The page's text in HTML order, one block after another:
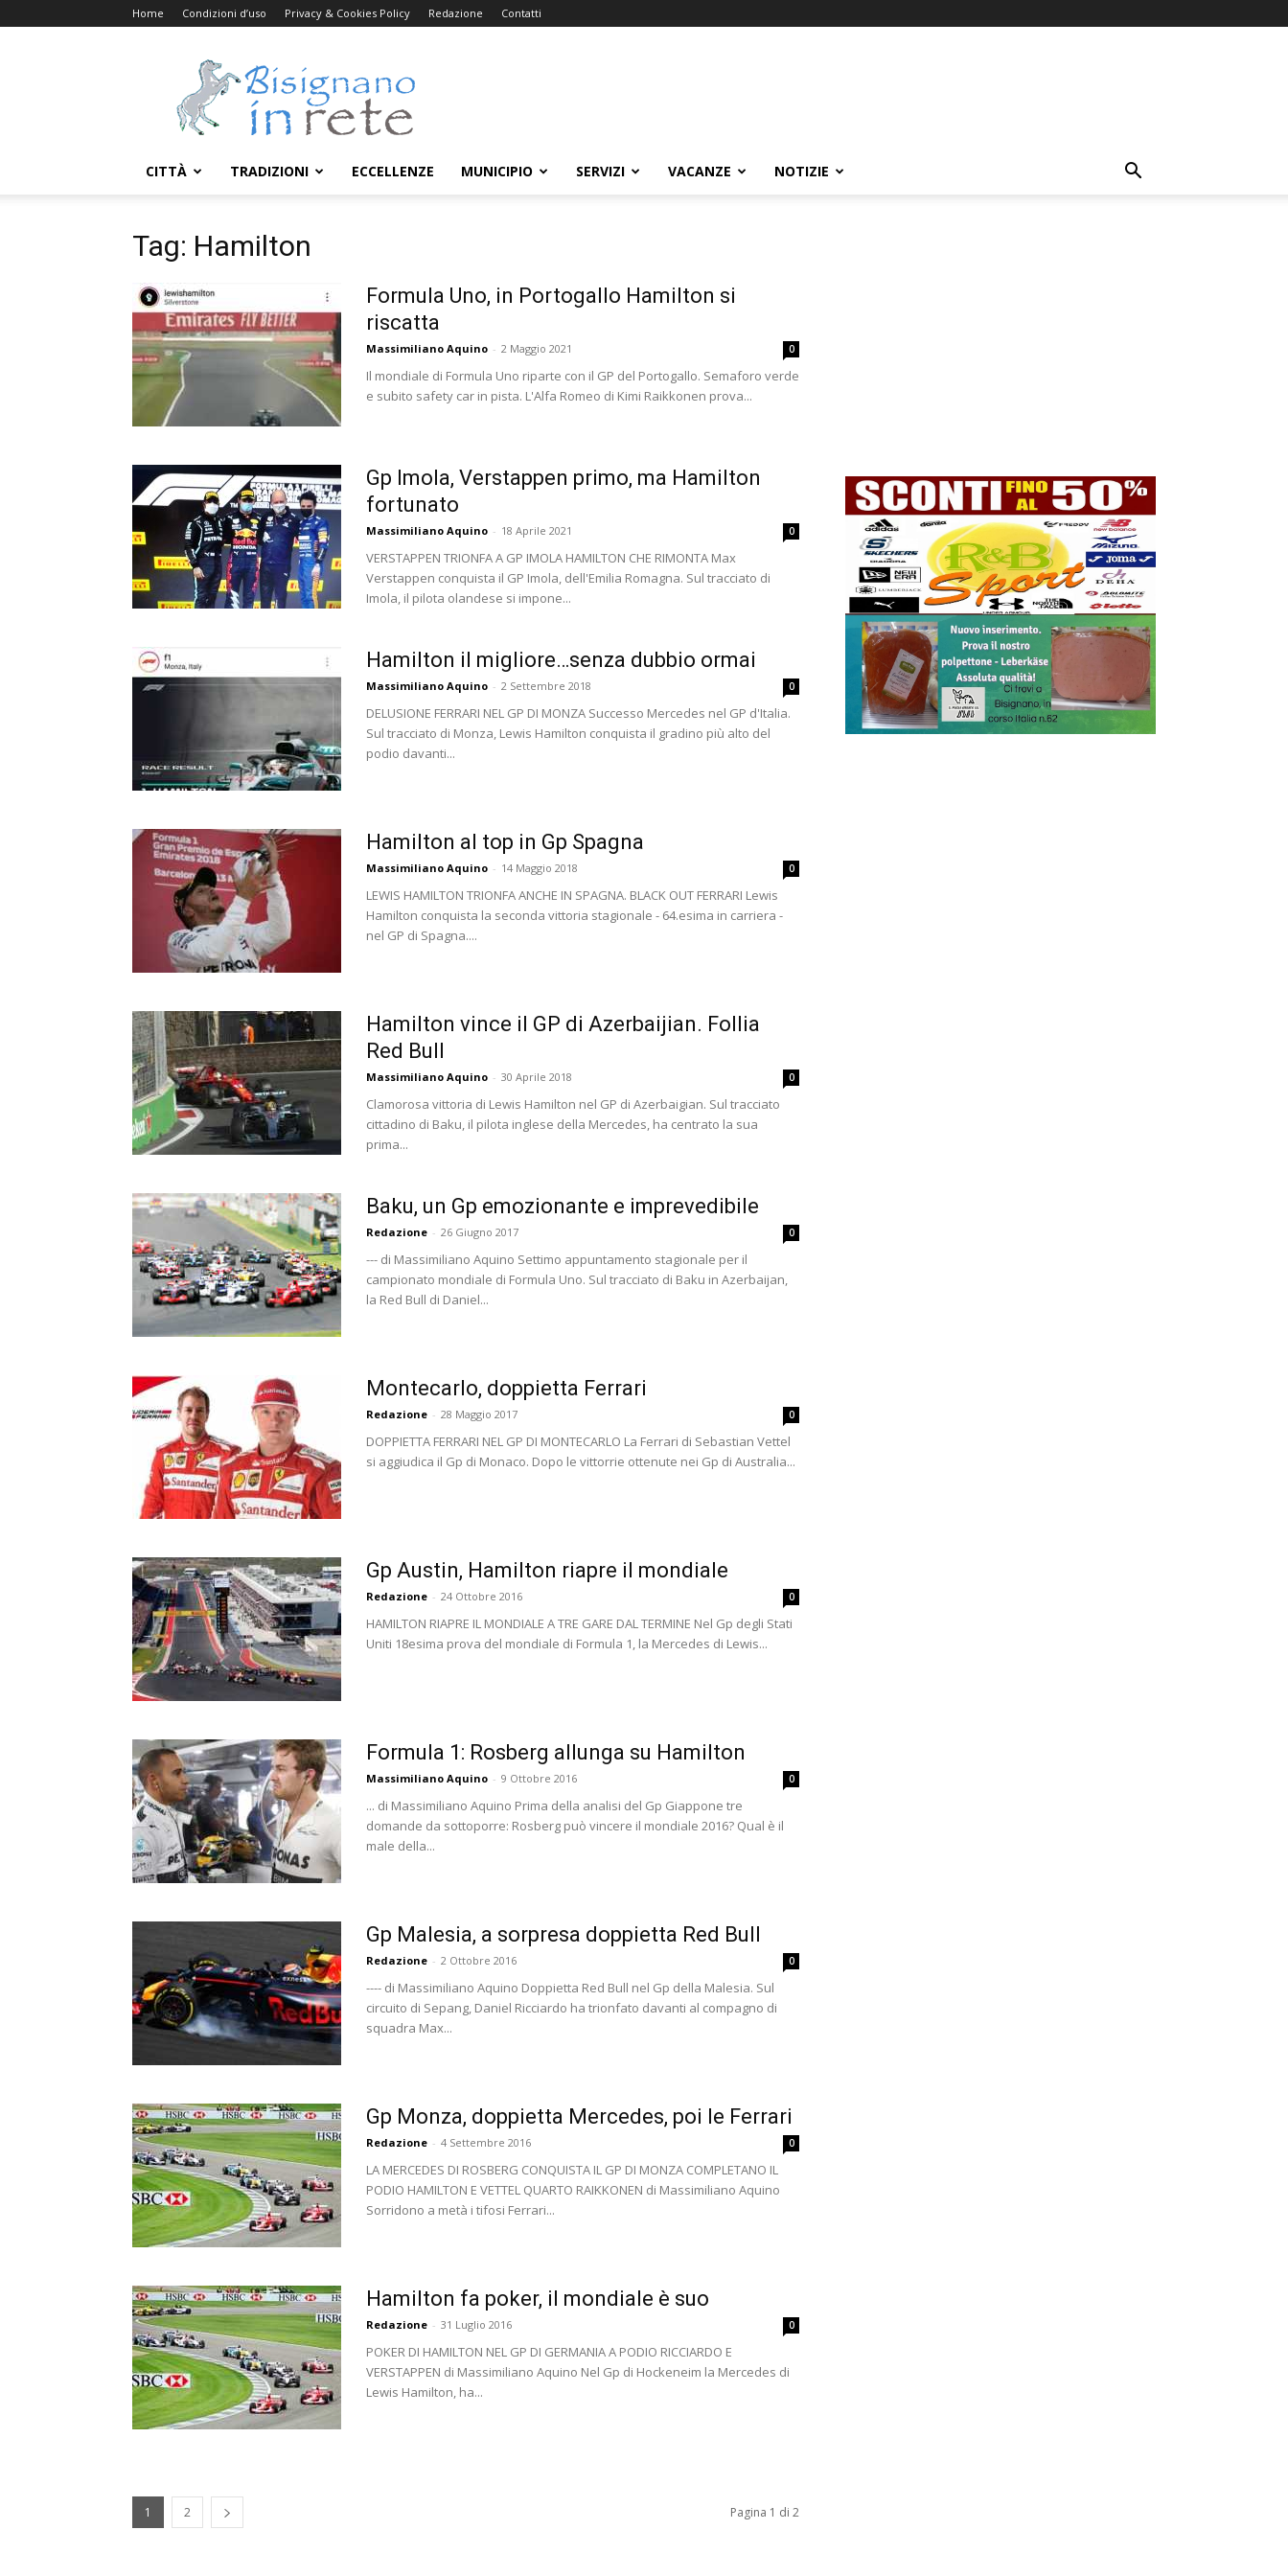
Home Condizioni d’uso Privacy & Cookies Policy Redazione Contatti
Bisignanoinrete.com
CITTÀ TRADIZIONI ECCELLENZE MUNICIPIO SERVIZI VACANZE NOTIZIE
Tag: Hamilton
Formula Uno, in Portogallo Hamilton si
riscatta
Massimiliano Aquino - 2 Maggio 2021 0
Il mondiale di Formula Uno riparte con il GP del Portogallo. Semaforo verde
e subito safety car in pista. L'Alfa Romeo di Kimi Raikkonen prova...
Gp Imola, Verstappen primo, ma Hamilton
fortunato
Massimiliano Aquino - 18 Aprile 2021 0
VERSTAPPEN TRIONFA A GP IMOLA HAMILTON CHE RIMONTA Max
Verstappen conquista il GP Imola, dell'Emilia Romagna. Sul tracciato di
Imola, il pilota olandese si impone...
Hamilton il migliore…senza dubbio ormai
Massimiliano Aquino - 2 Settembre 2018 0
DELUSIONE FERRARI NEL GP DI MONZA Successo Mercedes nel GP d'Italia.
Sul tracciato di Monza, Lewis Hamilton conquista il gradino più alto del
podio davanti...
Hamilton al top in Gp Spagna
Massimiliano Aquino - 14 Maggio 2018 0
LEWIS HAMILTON TRIONFA ANCHE IN SPAGNA. BLACK OUT FERRARI Lewis
Hamilton conquista la seconda vittoria stagionale - 64.esima in carriera -
nel GP di Spagna....
Hamilton vince il GP di Azerbaijian. Follia
Red Bull
Massimiliano Aquino - 30 Aprile 2018 0
Clamorosa vittoria di Lewis Hamilton nel GP di Azerbaigian. Sul tracciato
cittadino di Baku, il pilota inglese della Mercedes, ha centrato la sua
prima...
Baku, un Gp emozionante e imprevedibile
Redazione - 26 Giugno 2017 0
--- di Massimiliano Aquino Settimo appuntamento stagionale per il
campionato mondiale di Formula Uno. Sul tracciato di Baku in Azerbaijan,
la Red Bull di Daniel...
Montecarlo, doppietta Ferrari
Redazione - 28 Maggio 2017 0
DOPPIETTA FERRARI NEL GP DI MONTECARLO La Ferrari di Sebastian Vettel
si aggiudica il Gp di Monaco. Dopo le vittorrie ottenute nei Gp di Australia...
Gp Austin, Hamilton riapre il mondiale
Redazione - 24 Ottobre 2016 0
HAMILTON RIAPRE IL MONDIALE A TRE GARE DAL TERMINE Nel Gp degli Stati
Uniti 18esima prova del mondiale di Formula 1, la Mercedes di Lewis...
Formula 1: Rosberg allunga su Hamilton
Massimiliano Aquino - 9 Ottobre 2016 0
... di Massimiliano Aquino Prima della analisi del Gp Giappone tre
domande da sottoporre: Rosberg può vincere il mondiale 2016? Qual è il
male della...
Gp Malesia, a sorpresa doppietta Red Bull
Redazione - 2 Ottobre 2016 0
---- di Massimiliano Aquino Doppietta Red Bull nel Gp della Malesia. Sul
circuito di Sepang, Daniel Ricciardo ha trionfato davanti al compagno di
squadra Max...
Gp Monza, doppietta Mercedes, poi le Ferrari
Redazione - 4 Settembre 2016 0
LA MERCEDES DI ROSBERG CONQUISTA IL GP DI MONZA COMPLETANO IL
PODIO HAMILTON E VETTEL QUARTO RAIKKONEN di Massimiliano Aquino
Sorridono a metà i tifosi Ferrari...
Hamilton fa poker, il mondiale è suo
Redazione - 31 Luglio 2016 0
POKER DI HAMILTON NEL GP DI GERMANIA A PODIO RICCIARDO E
VERSTAPPEN di Massimiliano Aquino Nel Gp di Hockeneim la Mercedes di
Lewis Hamilton, ha...
1 2 Pagina 1 di 2